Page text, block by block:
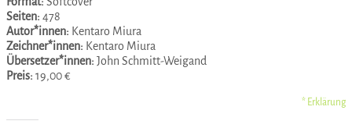
Seiten: 478
Autor*innen: Kentaro Miura
Zeichner*innen: Kentaro Miura
Übersetzer*innen: John Schmitt-Weigand
Preis: 19,00 €
* Erklärung